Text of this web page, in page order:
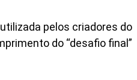
pelos criadores do
do “desafio final”